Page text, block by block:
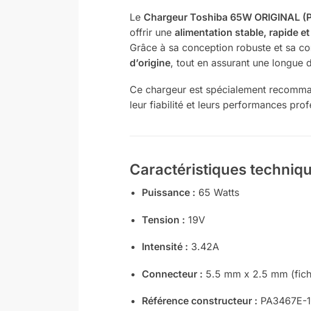
Le Chargeur Toshiba 65W ORIGINAL
offrir une alimentation stable, rapide
Grâce à sa conception robuste et sa
d’origine, tout en assurant une longue
Ce chargeur est spécialement
leur fiabilité et leurs performances
Caractéristiques
Puissance : 65 Watts
Tension : 19V
Intensité : 3.42A
Connecteur : 5.5 mm x 2.5 mm
Référence constructeur : PA3467E-